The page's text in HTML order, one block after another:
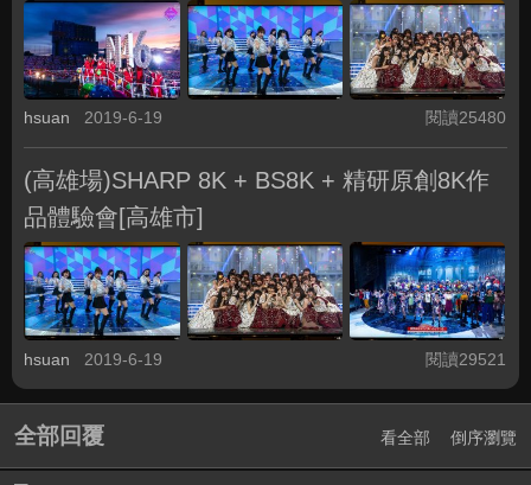
hsuan 2019-6-19 閱讀25480
(高雄場)SHARP 8K + BS8K + 精研原創8K作
品體驗會[高雄市]
hsuan 2019-6-19 閱讀29521
全部回覆 看全部 倒序瀏覽